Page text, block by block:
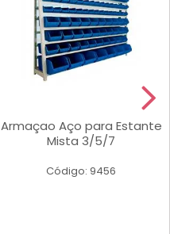
Armaçao Aço para Estante
Mista 3/5/7
Código: 9456